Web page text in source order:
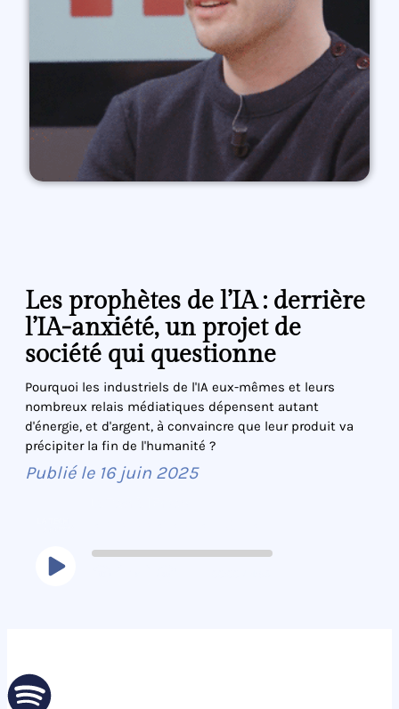
Les prophètes de l’IA : derrière
l’IA-anxiété, un projet de
société qui questionne
Pourquoi les industriels de l'IA eux-mêmes et leurs
nombreux relais médiatiques dépensent autant
d'énergie, et d'argent, à convaincre que leur produit va
précipiter la fin de l'humanité ?
Publié le 16 juin 2025